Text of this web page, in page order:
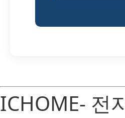
ICHOME- 전